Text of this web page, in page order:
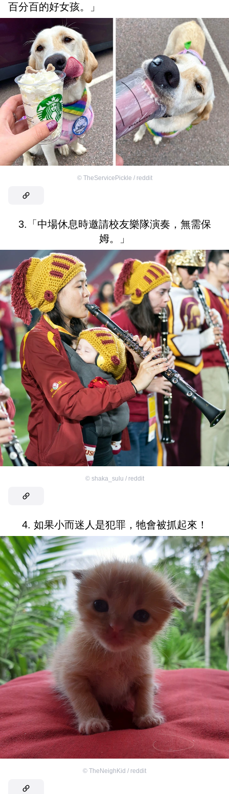
百分百的好女孩。」
© TheServicePickle / reddit
3.「中場休息時邀請校友樂隊演奏，無需保
姆。」
© shaka_sulu / reddit
4. 如果小而迷人是犯罪，牠會被抓起來！
© TheNeighKid / reddit